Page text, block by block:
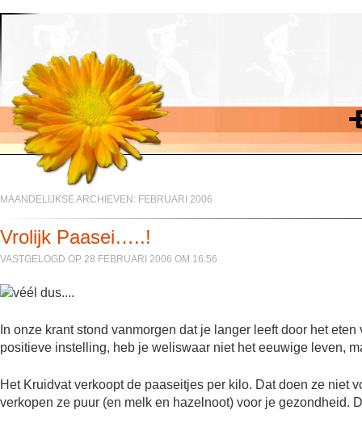
MAANDELIJKSE ARCHIEVEN: FEBRUARI 2006
Vrolijk Paasei…..!
VASTGELOGD OP 28 FEBRUARI 2006 OM 16:56
In onze krant stond vanmorgen dat je langer leeft door het
positieve instelling, heb je weliswaar niet het eeuwige leven,
Het Kruidvat verkoopt de paaseitjes per kilo. Dat doen ze niet
verkopen ze puur (en melk en hazelnoot) voor je gezondheid.